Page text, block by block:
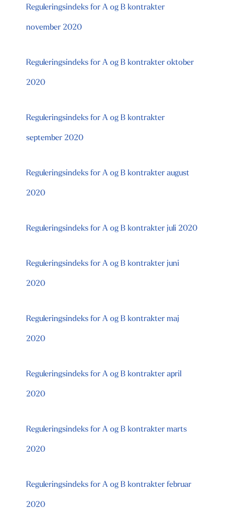
Reguleringsindeks for A og B kontrakter
november 2020
Reguleringsindeks for A og B kontrakter oktober
2020
Reguleringsindeks for A og B kontrakter
september 2020
Reguleringsindeks for A og B kontrakter august
2020
Reguleringsindeks for A og B kontrakter juli 2020
Reguleringsindeks for A og B kontrakter juni
2020
Reguleringsindeks for A og B kontrakter maj
2020
Reguleringsindeks for A og B kontrakter april
2020
Reguleringsindeks for A og B kontrakter marts
2020
Reguleringsindeks for A og B kontrakter februar
2020